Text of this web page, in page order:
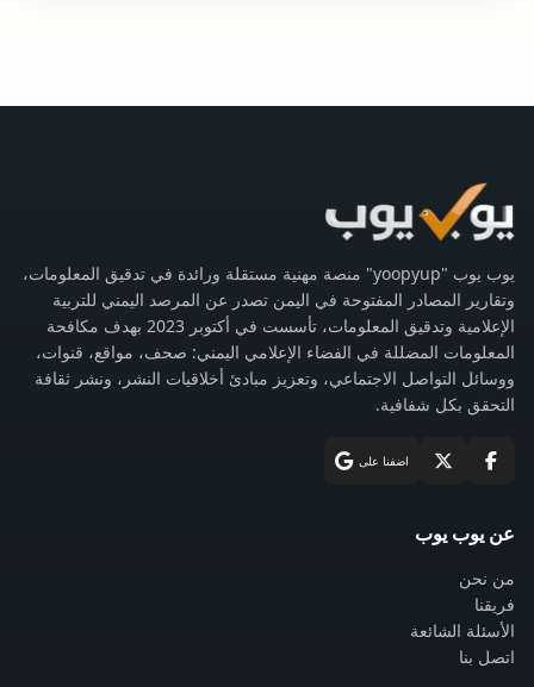
يوب يوب "yoopyup" منصة مهنية مستقلة ورائدة في تدقيق المعلومات،
وتقارير المصادر المفتوحة في اليمن تصدر عن المرصد اليمني للتربية
الإعلامية وتدقيق المعلومات، تأسست في أكتوبر 2023 بهدف مكافحة
المعلومات المضللة في الفضاء الإعلامي اليمني: صحف، مواقع، قنوات،
ووسائل التواصل الاجتماعي، وتعزيز مبادئ أخلاقيات النشر، ونشر ثقافة
التحقق بكل شفافية.
اضفنا على
عن يوب يوب
من نحن
فريقنا
الأسئلة الشائعة
اتصل بنا